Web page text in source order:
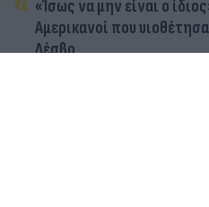
«Ίσως να μην είναι ο
Αμερικανοί που
Λέσβο